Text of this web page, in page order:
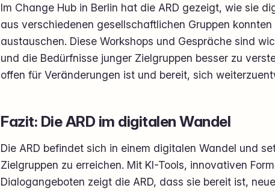
Im Change Hub in Berlin hat die ARD gezeigt, wie sie
aus verschiedenen gesellschaftlichen Gruppen
austauschen. Diese Workshops und Gespräche sind
und die Bedürfnisse junger Zielgruppen besser zu
offen für Veränderungen ist und bereit, sich
Fazit: Die ARD im digitalen Wandel
Die ARD befindet sich in einem digitalen Wandel und
Zielgruppen zu erreichen. Mit KI-Tools, innovativen
Dialogangeboten zeigt die ARD, dass sie bereit ist,